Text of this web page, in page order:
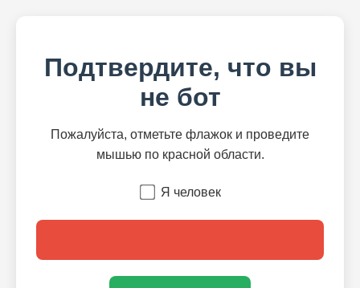
Подтвердите, что вы
не бот
Пожалуйста, отметьте флажок и проведите
мышью по красной области.
Я человек